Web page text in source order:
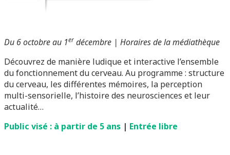
Du 6 octobre au 1er décembre | Horaires de la médiathèque
Découvrez de manière ludique et interactive l’ensemble
du fonctionnement du cerveau. Au programme : structure
du cerveau, les différentes mémoires, la perception
multi-sensorielle, l’histoire des neurosciences et leur
actualité…
Public visé : à partir de 5 ans | Entrée libre